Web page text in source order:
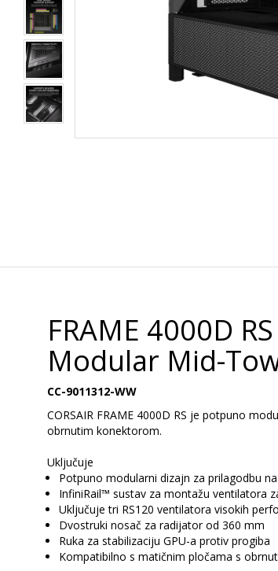
FRAME 4000D
Modular Mid-
CC-9011312-WW
CORSAIR FRAME 4000D RS je potpuno
obrnutim konektorom.
Uključuje
Potpuno modularni dizajn za prilagodbu
InfiniRail™ sustav za montažu ventilatora
Uključuje tri RS120 ventilatora visokih
Dvostruki nosač za radijator od 360 mm
Ruka za stabilizaciju GPU-a protiv progiba
Kompatibilno s matičnim pločama s